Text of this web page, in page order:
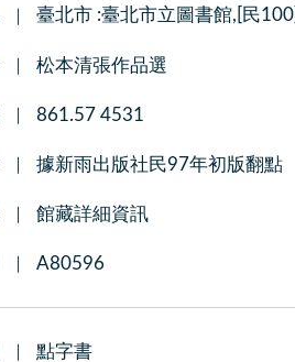
臺北市 :臺北市立圖書館,[民100]
松本清張作品選
861.57 4531
據新雨出版社民97年初版翻點
館藏詳細資訊
A80596
點字書